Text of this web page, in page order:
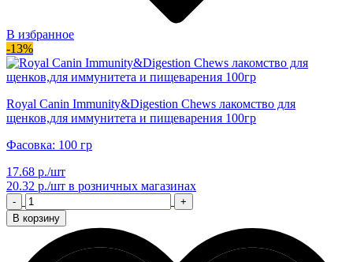
В избранное
-13%
Royal Canin Immunity&Digestion Chews лакомство для
щенков,для иммунитета и пищеварения 100гр
Фасовка: 100 гр
17.68 р./шт
20.32 р./шт в розничных магазинах
-
+
В корзину